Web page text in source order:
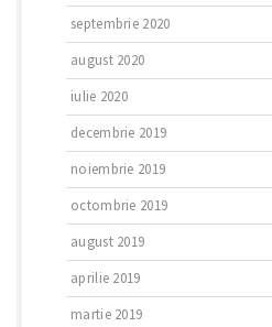
septembrie 2020
august 2020
iulie 2020
decembrie 2019
noiembrie 2019
octombrie 2019
august 2019
aprilie 2019
martie 2019